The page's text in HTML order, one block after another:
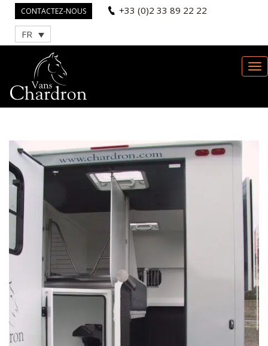
CONTACTEZ-NOUS +33 (0)2 33 89 22 22
FR